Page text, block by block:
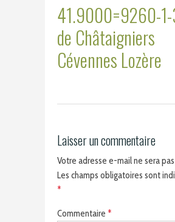
41.9000=9260-
de Châtaigniers
Cévennes Lozère
Laisser un commentaire
Votre adresse e-mail ne sera
Les champs obligatoires sont
*
Commentaire *